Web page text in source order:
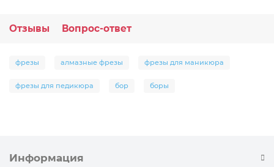
Отзывы Вопрос-ответ
фрезы алмазные фрезы фрезы для маникюра
фрезы для педикюра бор боры
Информация